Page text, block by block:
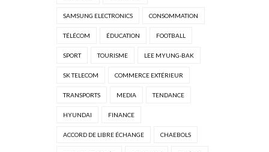
SAMSUNG ELECTRONICS CONSOMMATION
TÉLÉCOM ÉDUCATION FOOTBALL
SPORT TOURISME LEE MYUNG-BAK
SK TELECOM COMMERCE EXTÉRIEUR
TRANSPORTS MEDIA TENDANCE
HYUNDAI FINANCE
ACCORD DE LIBRE ÉCHANGE CHAEBOLS